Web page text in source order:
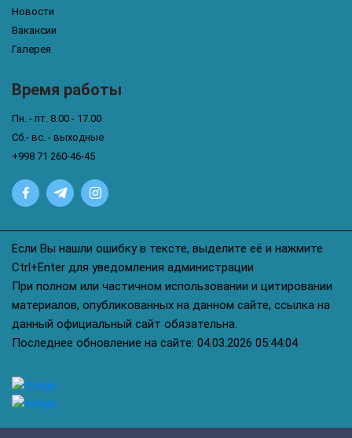
Новости
Вакансии
Галерея
Время работы
Пн. - пт. 8.00 - 17.00
Сб.- вс. - выходные
+998 71 260-46-45
Если Вы нашли ошибку в тексте, выделите её и нажмите
Ctrl+Enter для уведомления администрации
При полном или частичном использовании и цитировании
материалов, опубликованных на данном сайте, ссылка на
данный официальный сайт обязательна.
Последнее обновление на сайте: 04.03.2026 05:44:04